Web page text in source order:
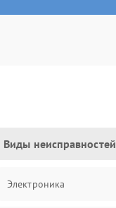
Виды неисправностей
Электроника